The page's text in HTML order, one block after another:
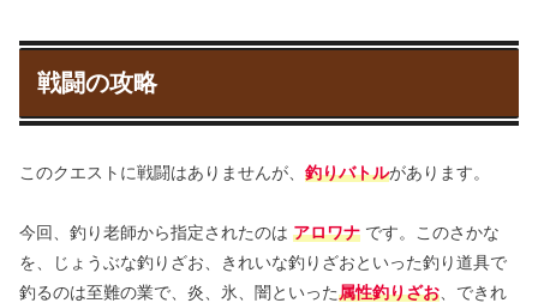
戦闘の攻略
このクエストに戦闘はありませんが、 釣りバトルがあります。
今回、釣り老師から指定されたのは アロワナ です。このさかな
を、じょうぶな釣りざお、きれいな釣りざおといった釣り道具で
釣るのは至難の業で、炎、氷、闇といった属性釣りざお 、できれ